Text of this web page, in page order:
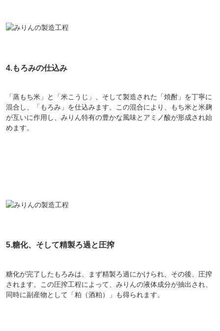
4.もろみの仕込み
「蒸もち米」と「米こうじ」、そして製造された「焼酎」を丁寧に
混合し、「もろみ」を仕込みます。この混合により、もち米と米麹
が互いに作用し、みりん特有の豊かな風味とアミノ酸が形成され始
めます。
5.糖化、そして精製ろ過と圧搾
糖化が完了したもろみは、まず精製ろ過にかけられ、その後、圧搾
されます。この圧搾工程によって、みりんの液体成分が抽出され、
同時に副産物として「粕（酒粕）」も得られます。